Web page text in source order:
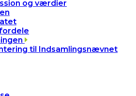
og værdier
til Indsamlingsnævnet